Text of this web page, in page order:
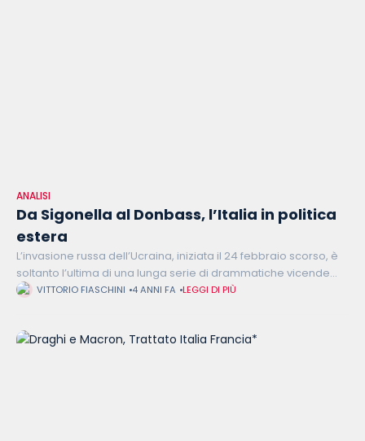
ANALISI
Da Sigonella al Donbass, l’Italia in politica
estera
L’invasione russa dell’Ucraina, iniziata il 24 febbraio scorso, è
soltanto l’ultima di una lunga serie di drammatiche vicende
geopolitiche che negli ultimi 40 anni hanno avuto importanti
VITTORIO FIASCHINI 4 ANNI FA LEGGI DI PIÙ